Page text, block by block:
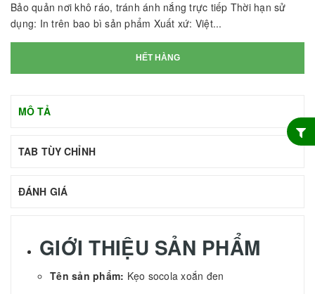
Bảo quản nơi khô ráo, tránh ánh nắng trực tiếp Thời hạn sử
dụng: In trên bao bì sản phẩm Xuất xứ: Việt...
HẾT HÀNG
MÔ TẢ
TAB TÙY CHỈNH
ĐÁNH GIÁ
GIỚI THIỆU SẢN PHẨM
Tên sản phẩm: Kẹo socola xoắn đen